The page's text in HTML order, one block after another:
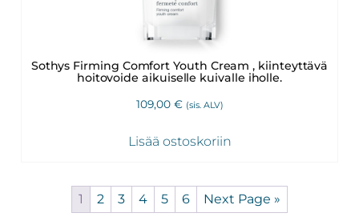
Sothys Firming Comfort Youth Cream , kiinteyttävä
hoitovoide aikuiselle kuivalle iholle.
109,00 € (sis. ALV)
Lisää ostoskoriin
1 2 3 4 5 6 Next Page »